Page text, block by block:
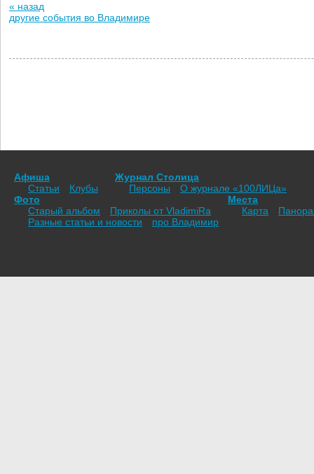
« назад
другие события во Владимире
Афиша
Статьи
Клубы
Журнал Столица
Персоны
О журнале «100ЛИЦа»
Фото
Старый альбом
Приколы от VladimiRа
Места
Карта
Разные статьи и новости
про Владимир